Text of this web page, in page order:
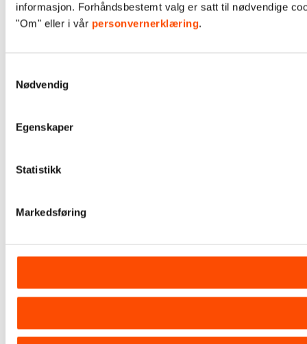
informasjon. Forhåndsbestemt valg er satt til nødvendige
"Om" eller i vår personvernerklæring.
Nødvendig
Egenskaper
Statistikk
Markedsføring